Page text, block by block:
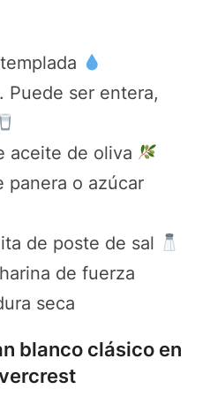
Puede ser entera,
aceite de oliva
panera o azúcar
de poste de sal
de fuerza
seca
blanco clásico en